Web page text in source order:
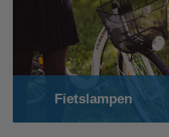
Fietslampen